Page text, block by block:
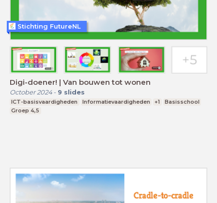
Digi-doener! | Van bouwen tot wonen
October 2024- 9 slides
ICT-basisvaardigheden Informatievaardigheden +1
Basisschool
Groep 4,5
Stichting FutureNL